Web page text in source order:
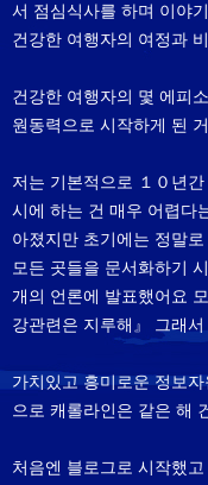
서 점심식사를 하며 이야
건강한 여행자의 여정과
건강한 여행자의 몇 에피
원동력으로 시작하게 된
저는 기본적으로 １０년
시에 하는 건 매우 어렵다
아졌지만 초기에는 정말
모든 곳들을 문서화하기
개의 언론에 발표했어요
강관련은 지루해』 그래
가치있고 흥미로운 정보
으로 캐롤라인은 같은 해
처음엔 블로그로 시작했